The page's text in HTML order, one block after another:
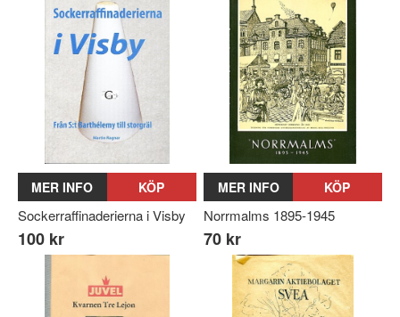
MER INFO KÖP
Sockerraffinaderierna i Visby
100 kr
MER INFO KÖP
Norrmalms 1895-1945
70 kr